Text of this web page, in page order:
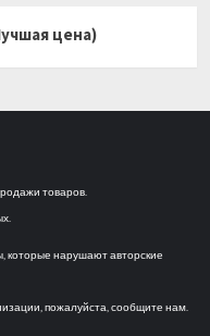
цена)
товаров.
нарушают авторские
пожалуйста, сообщите нам.